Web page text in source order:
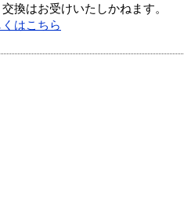
換はお受けいたしかねます。
はこちら